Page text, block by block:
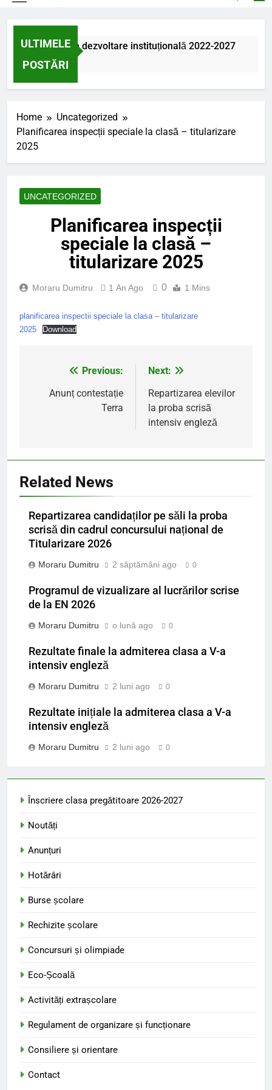
ULTIMELE
POSTĂRI
Proiectul de dezvoltare instituțională 2022-2027
O Zi Ago
Home
Uncategorized
Planificarea inspecții speciale la clasă – titularizare
2025
UNCATEGORIZED
Planificarea inspecții
speciale la clasă –
titularizare 2025
Moraru Dumitru 1 An Ago 0 1 Mins
planificarea inspectii speciale la clasa – titularizare
2025
Download
NavigarePrevious:
Anunț contestație
Terra
Next:
Repartizarea elevilor
la proba scrisă
intensiv engleză
Related News
Repartizarea candidaților pe săli la proba
scrisă din cadrul concursului național de
Titularizare 2026
Moraru Dumitru 2 săptămâni ago 0
Programul de vizualizare al lucrărilor scrise
de la EN 2026
Moraru Dumitru o lună ago 0
Rezultate finale la admiterea clasa a V-a
intensiv engleză
Moraru Dumitru 2 luni ago 0
Rezultate inițiale la admiterea clasa a V-a
intensiv engleză
Moraru Dumitru 2 luni ago 0
Înscriere clasa pregătitoare 2026-2027
Noutăți
Anunțuri
Hotărâri
Burse școlare
Rechizite școlare
Concursuri și olimpiade
Eco-Școală
Activități extrașcolare
Regulament de organizare și funcționare
Consiliere și orientare
Contact